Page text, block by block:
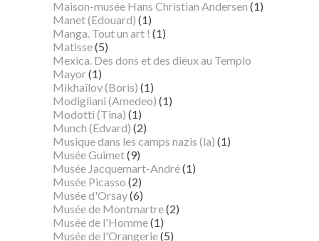
Maison-musée Hans Christian Andersen (1)
Manet (Edouard) (1)
Manga. Tout un art ! (1)
Matisse(5)
Mexica. Des dons et des dieux au Templo
Mayor(1)
Mikhaïlov (Boris) (1)
Modigliani (Amedeo) (1)
Modotti (Tina) (1)
Munch (Edvard) (2)
Musique dans les camps nazis (la) (1)
Musée Guimet(9)
Musée Jacquemart-André(1)
Musée Picasso (2)
Musée d'Orsay(6)
Musée de Montmartre(2)
Musée de l'Homme(1)
Musée de l'Orangerie(5)